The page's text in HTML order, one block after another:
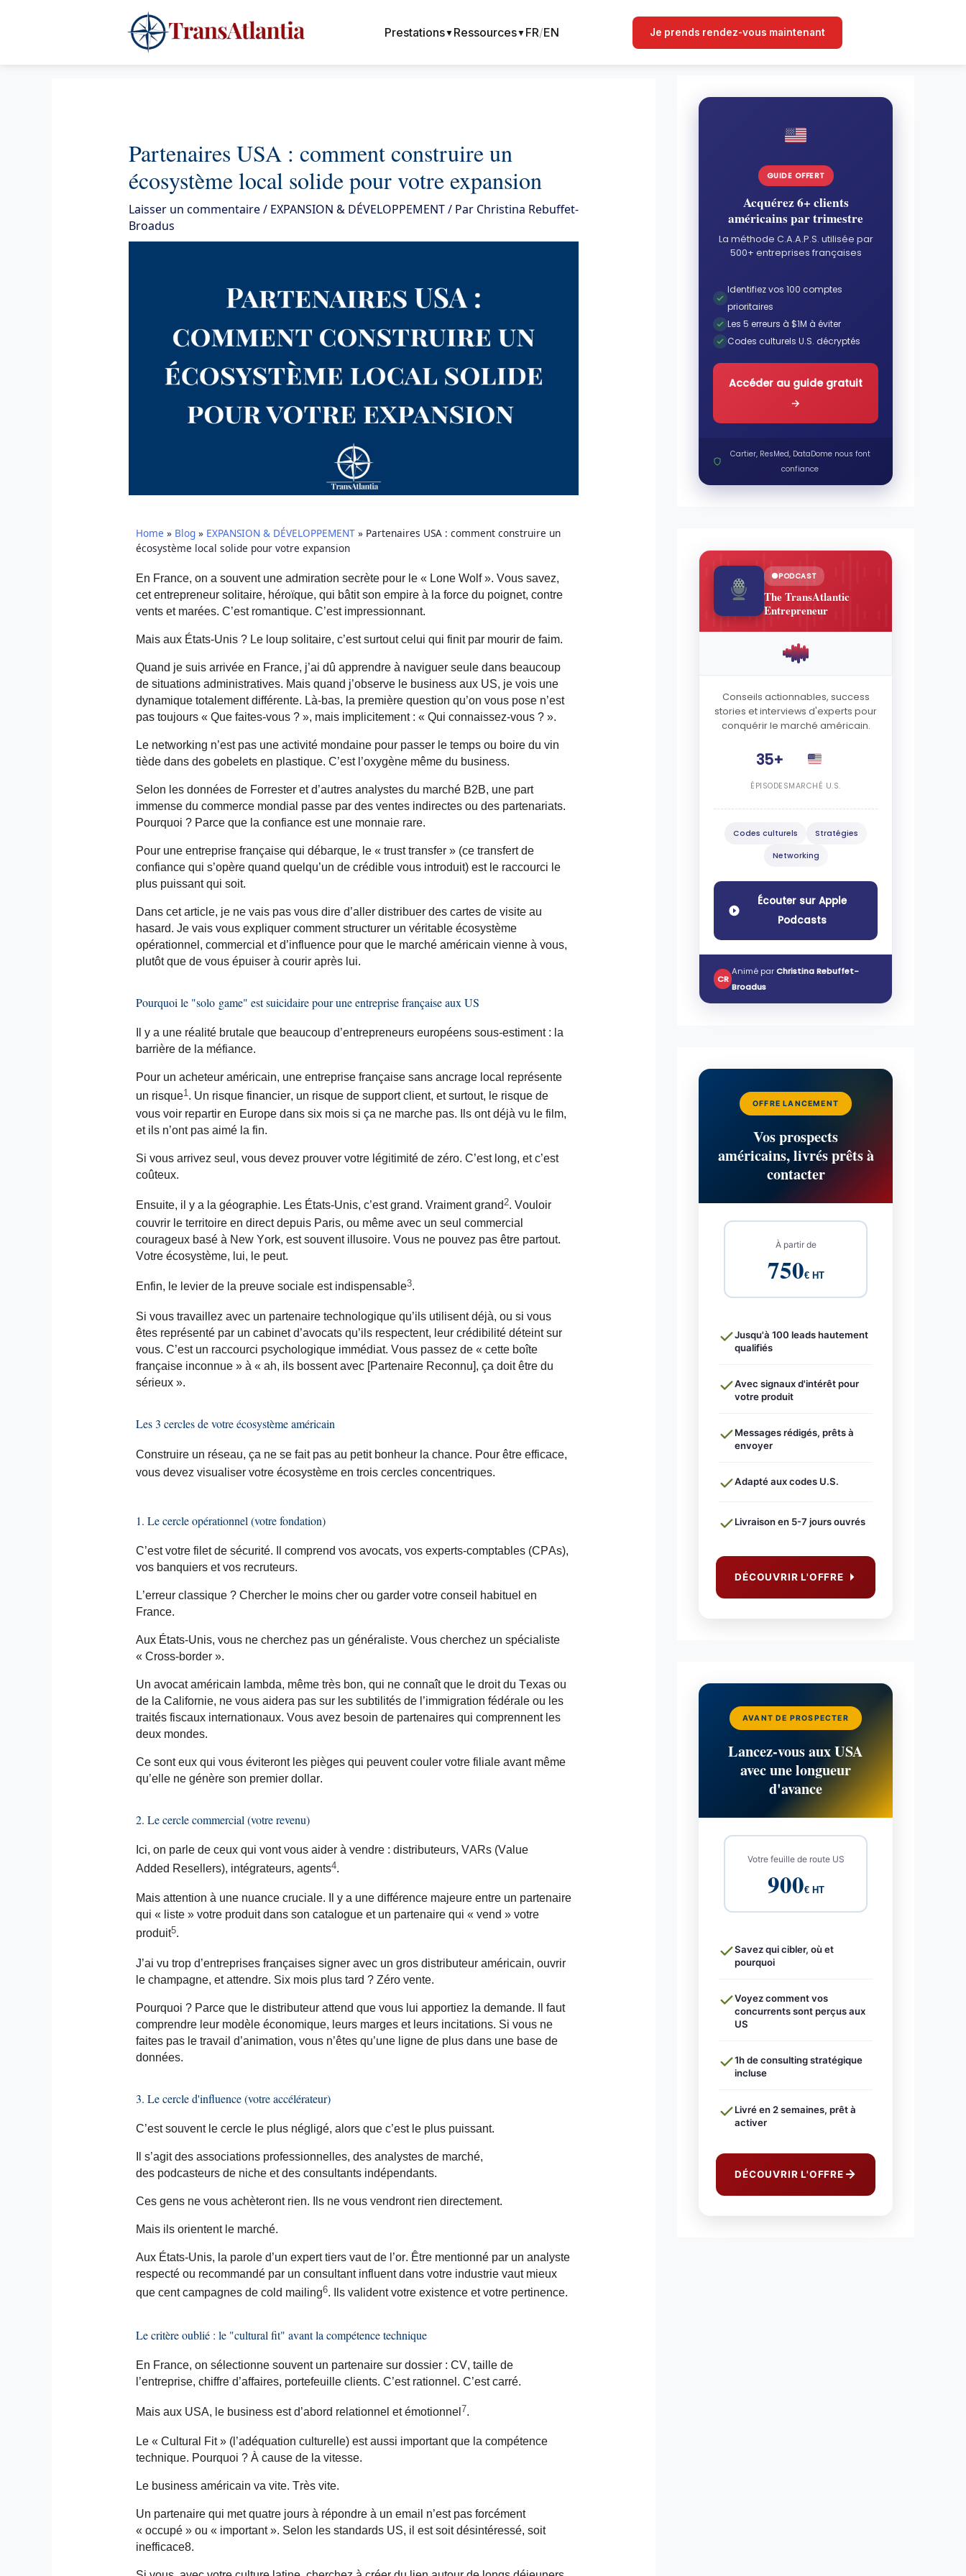
Prestations▼ Ressources▼ FR/EN Je prends rendez-vous maintenant
Partenaires USA : comment construire un
écosystème local solide pour votre expansion
Laisser un commentaire/ EXPANSION & DÉVELOPPEMENT/ Par Christina Rebuffet-
Broadus
Home » Blog» EXPANSION & DÉVELOPPEMENT» Partenaires USA : comment construire un
écosystème local solide pour votre expansion
En France, on a souvent une admiration secrète pour le « LoneWolf ». Vous savez,
cet entrepreneur solitaire, héroïque, qui bâtit son empire à la force du poignet, contre
vents et marées. C’est romantique. C’est impressionnant.
Mais aux États-Unis ? Le loup solitaire, c’est surtout celui qui finit par mourir de faim.
Quand je suis arrivée en France, j’ai dû apprendre à naviguer seule dans beaucoup
de situations administratives. Mais quand j’observe le business aux US, je vois une
dynamique totalement différente. Là-bas, la première question qu’on vous pose n’est
pas toujours « Que faites-vous ? », mais implicitement : « Qui connaissez-vous ? ».
Le networking n’est pas une activité mondaine pour passer le temps ou boire du vin
tiède dans des gobelets en plastique. C’est l’oxygène même du business.
Selon les données de Forrester et d’autres analystes du marché B2B, une part
immense du commerce mondial passe par des ventes indirectes ou des partenariats.
Pourquoi ? Parce que la confiance est une monnaie rare.
Pour une entreprise française qui débarque, le « trusttransfer» (ce transfert de
confiance qui s’opère quand quelqu’un de crédible vous introduit) est le raccourci le
plus puissant qui soit.
Dans cet article, je ne vais pas vous dire d’aller distribuer des cartes de visite au
hasard. Je vais vous expliquer comment structurer un véritable écosystème
opérationnel, commercial et d’influence pour que le marché américain vienne à vous,
plutôt que de vous épuiser à courir après lui.
Pourquoi le "solo game" est suicidaire pour une entreprise française aux US
Il y a une réalité brutale que beaucoup d’entrepreneurs européens sous-estiment : la
barrière de la méfiance.
Pour un acheteur américain, une entreprise française sans ancrage local représente
un risque1. Un risque financier, un risque de support client, et surtout, le risque de
vous voir repartir en Europe dans six mois si ça ne marche pas. Ils ont déjà vu le film,
et ils n’ont pas aimé la fin.
Si vous arrivez seul, vous devez prouver votre légitimité de zéro. C’est long, et c’est
coûteux.
Ensuite, il y a la géographie. Les États-Unis, c’est grand. Vraiment grand2. Vouloir
couvrir le territoire en direct depuis Paris, ou même avec un seul commercial
courageux basé à New York, est souvent illusoire. Vous ne pouvez pas être partout.
Votre écosystème, lui, le peut.
Enfin, le levier de la preuve sociale est indispensable3.
Si vous travaillez avec un partenaire technologique qu’ils utilisent déjà, ou si vous
êtes représenté par un cabinet d’avocats qu’ils respectent, leur crédibilité déteint sur
vous. C’est un raccourci psychologique immédiat. Vous passez de « cette boîte
française inconnue » à « ah, ils bossent avec [Partenaire Reconnu], ça doit être du
sérieux ».
Les 3 cercles de votre écosystème américain
Construire un réseau, ça ne se fait pas au petit bonheur la chance. Pour être efficace,
vous devez visualiser votre écosystème en trois cercles concentriques.
1. Le cercle opérationnel (votre fondation)
C’est votre filet de sécurité. Il comprend vos avocats, vos experts-comptables (CPAs),
vos banquiers et vos recruteurs.
L’erreur classique ? Chercher le moins cher ou garder votre conseil habituel en
France.
Aux États-Unis, vous ne cherchez pas un généraliste. Vous cherchez un spécialiste
« Cross-border ».
Un avocat américain lambda, même très bon, qui ne connaît que le droit du Texas ou
de la Californie, ne vous aidera pas sur les subtilités de l’immigration fédérale ou les
traités fiscaux internationaux. Vous avez besoin de partenaires qui comprennent les
deux mondes.
Ce sont eux qui vous éviteront les pièges qui peuvent couler votre filiale avant même
qu’elle ne génère son premier dollar.
2. Le cercle commercial (votre revenu)
Ici, on parle de ceux qui vont vous aider à vendre : distributeurs, VARs(Value
Added Resellers), intégrateurs, agents4.
Mais attention à une nuance cruciale. Il y a une différence majeure entre un partenaire
qui « liste » votre produit dans son catalogue et un partenaire qui « vend » votre
produit5.
J’ai vu trop d’entreprises françaises signer avec un gros distributeur américain, ouvrir
le champagne, et attendre. Six mois plus tard ? Zéro vente.
Pourquoi ? Parce que le distributeur attend que vous lui apportiez la demande. Il faut
comprendre leur modèle économique, leurs marges et leurs incitations. Si vous ne
faitespas le travail d’animation, vous n’êtes qu’une ligne de plus dans une base de
données.
3. Le cercle d'influence (votre accélérateur)
C’est souvent le cercle le plus négligé, alors que c’est le plus puissant.
Il s’agit des associations professionnelles, des analystes de marché,
des podcasteursde niche et des consultants indépendants.
Ces gens ne vous achèteront rien. Ils ne vous vendront rien directement.
Mais ils orientent le marché.
Aux États-Unis, la parole d’un expert tiers vaut de l’or. Être mentionné par un analyste
respecté ou recommandé par un consultant influent dans votre industrie vaut mieux
que cent campagnes de cold mailing6. Ils valident votre existence et votre pertinence.
Le critère oublié : le "cultural fit" avant la compétence technique
En France, on sélectionne souvent un partenaire sur dossier : CV, taille de
l’entreprise, chiffre d’affaires, portefeuille clients. C’est rationnel. C’est carré.
Mais aux USA, le business est d’abord relationnel et émotionnel 7.
Le « Cultural Fit » (l’adéquation culturelle) est aussi important que la compétence
technique. Pourquoi ? À cause de la vitesse.
Le business américain va vite. Très vite.
Un partenaire qui met quatre jours à répondre à un email n’est pas forcément
« occupé » ou « important ». Selon les standards US, il est soit désintéressé, soit
inefficace8.
GUIDE OFFERT
Acquérez 6+ clients
américains par trimestre
La méthode C.A.A.P.S. utilisée par
500+ entreprises françaises
Identifiez vos 100 comptes
prioritaires
Les 5 erreurs à $1M à éviter
Codes culturels U.S. décryptés
Accéder au guide gratuit
→
Cartier, ResMed, DataDome nous font
confiance
PODCAST
The TransAtlantic
Entrepreneur
Conseils actionnables, success
stories et interviews d'experts pour
conquérir le marché américain.
35+
ÉPISODESMARCHÉ U.S.
Codes culturels Stratégies
Networking
Écouter sur Apple
Podcasts
CR
Animé parChristina Rebuffet-
Broadus
OFFRE LANCEMENT
Vos prospects
américains, livrés prêts à
contacter
À partir de
750€ HT
Jusqu'à 100 leads hautement
qualifiés
Avec signaux d'intérêt pour
votre produit
Messages rédigés, prêts à
envoyer
Adapté aux codes U.S.
Livraison en 5-7 jours ouvrés
DÉCOUVRIR L'OFFRE
AVANT DE PROSPECTER
Lancez-vous aux USA
avec une longueur
d'avance
Votre feuille de route US
900€ HT
Savez qui cibler, où et
pourquoi
Voyez comment vos
concurrents sont perçus aux
US
1h de consulting stratégique
incluse
Livré en 2 semaines, prêt à
activer
DÉCOUVRIR L'OFFRE